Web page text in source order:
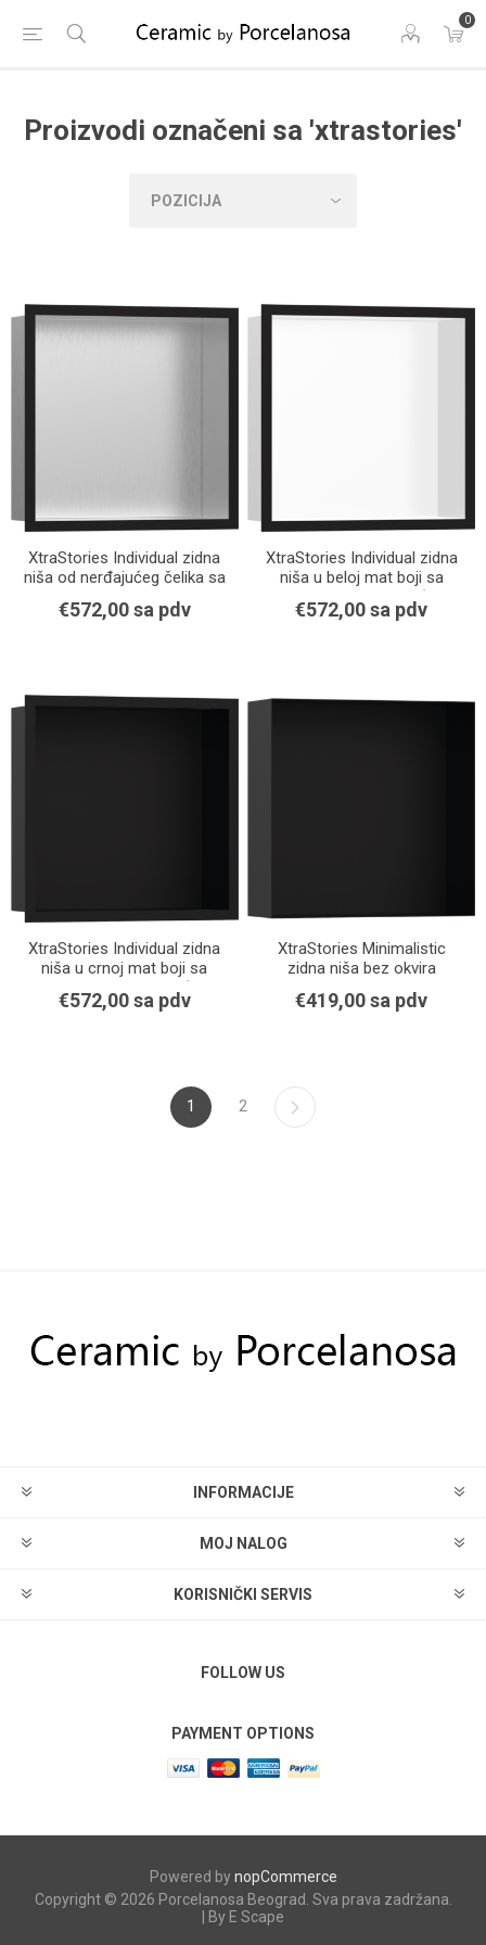
0
Proizvodi označeni sa 'xtrastories'
XtraStories Individual zidna
niša od nerđajućeg čelika sa
dizajniranim okvirom mat
crna
€572,00 sa pdv
XtraStories Individual zidna
niša u beloj mat boji sa
dizajniranim okvirom (mat
crna)
€572,00 sa pdv
XtraStories Individual zidna
niša u crnoj mat boji sa
dizajniranim okvirom (mat
crna)
€572,00 sa pdv
XtraStories Minimalistic
zidna niša bez okvira
300/300/100 mat crna
€419,00 sa pdv
1 2
INFORMACIJE
MOJ NALOG
KORISNIČKI SERVIS
FOLLOW US
PAYMENT OPTIONS
Powered bynopCommerce
Copyright © 2026 Porcelanosa Beograd. Sva prava zadržana.
| By E Scape